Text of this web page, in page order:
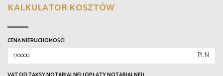
KALKULATOR KOSZTÓW
CENA NIERUCHOMOŚCI
PLN